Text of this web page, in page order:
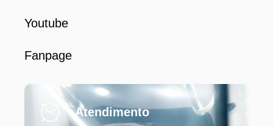
Youtube
Fanpage
Atendimento